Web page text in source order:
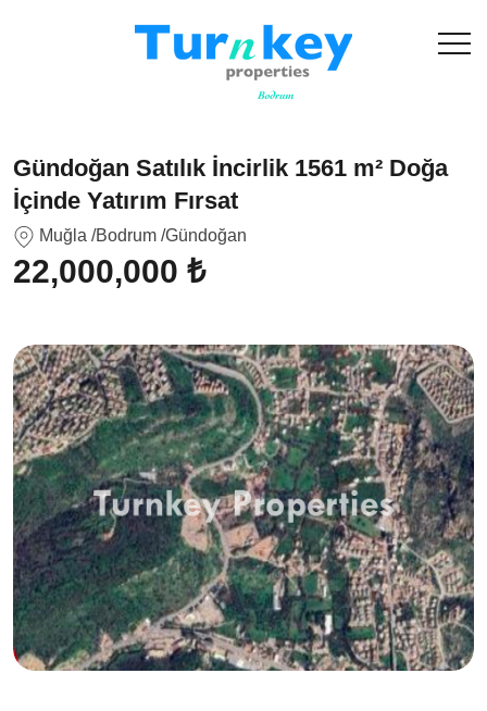
Gündoğan Satılık İncirlik 1561 m² Doğa
İçinde Yatırım Fırsat
Muğla /Bodrum /Gündoğan
22,000,000 ₺